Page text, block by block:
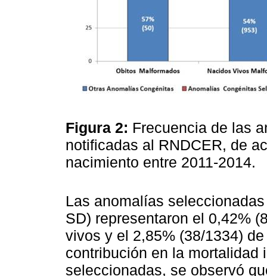
Figura 2: Frecuencia de las
notificadas al RNDCER, de
nacimiento entre 2011-2014.
Las anomalías
SD) representaron el 0,42%
vivos y el 2,85% (38/1334)
contribución en la mortalidad
seleccionadas, se observó